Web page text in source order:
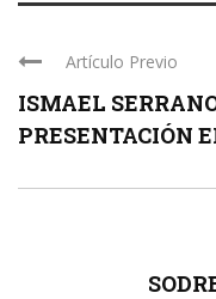
Artículo Previo
ISMAEL
PRESENTACIÓN